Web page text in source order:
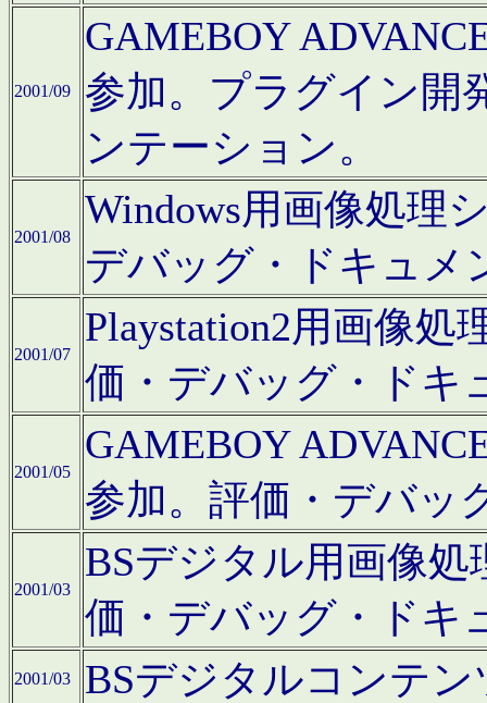
2001/09
GAMEBOY
参加。プラグイン開
ンテーション。
2001/08
Windows用画像処理
デバッグ・ドキュメ
2001/07
Playstation2用画像
価・デバッグ・ドキ
2001/05
GAMEBOY
参加。評価・デバッ
2001/03
BSデジタル用画像
価・デバッグ・ドキ
2001/03 BSデジタルコンテ